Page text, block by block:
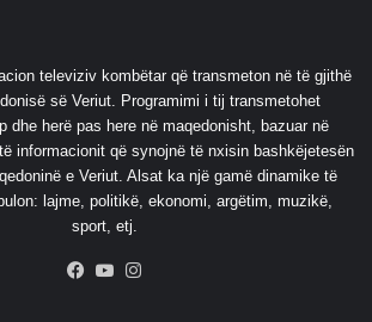
televiziv kombëtar që transmeton në të gjithë
së Veriut. Programimi i tij transmetohet
dhe herë pas here në maqedonisht, bazuar në
informacionit që synojnë të nxisin bashkëjetesën
e Veriut. Alsat ka një gamë dinamike të
lajme, politikë, ekonomi, argëtim, muzikë,
sport, etj.
Facebook
YouTube